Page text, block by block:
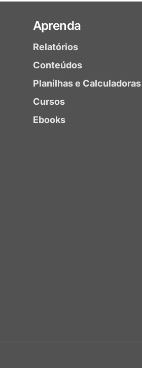
Aprenda
Relatórios
Conteúdos
Planilhas e Calculadoras
Cursos
Ebooks